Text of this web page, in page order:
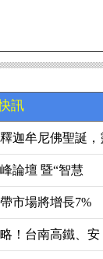
訊
迦牟尼佛聖誕，
論壇 暨“智慧
市場將增長7%
！台南高鐵、安